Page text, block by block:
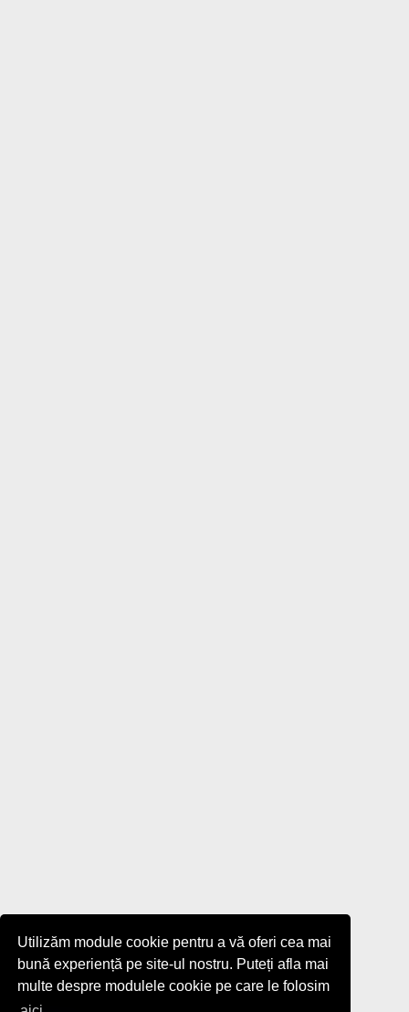
Utilizăm module cookie pentru a vă oferi cea mai
bună experiență pe site-ul nostru. Puteți afla mai
multe despre modulele cookie pe care le folosim